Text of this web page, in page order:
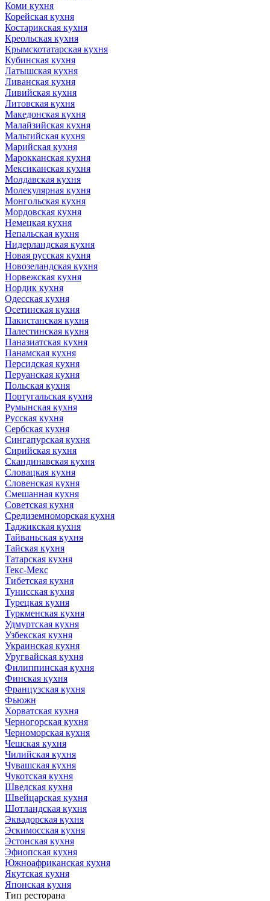
Коми кухня
Корейская кухня
Костарикская кухня
Креольская кухня
Крымскотатарская кухня
Кубинская кухня
Латышская кухня
Ливанская кухня
Ливийская кухня
Литовская кухня
Македонская кухня
Малайзийская кухня
Мальтийская кухня
Марийская кухня
Марокканская кухня
Мексиканская кухня
Молдавская кухня
Молекулярная кухня
Монгольская кухня
Мордовская кухня
Немецкая кухня
Непальская кухня
Нидерландская кухня
Новая русская кухня
Новозеландская кухня
Норвежская кухня
Нордик кухня
Одесская кухня
Осетинская кухня
Пакистанская кухня
Палестинская кухня
Паназиатская кухня
Панамская кухня
Персидская кухня
Перуанская кухня
Польская кухня
Португальская кухня
Румынская кухня
Русская кухня
Сербская кухня
Сингапурская кухня
Сирийская кухня
Скандинавская кухня
Словацкая кухня
Словенская кухня
Смешанная кухня
Советская кухня
Средиземноморская кухня
Таджикская кухня
Тайваньская кухня
Тайская кухня
Татарская кухня
Текс-Мекс
Тибетская кухня
Тунисская кухня
Турецкая кухня
Туркменская кухня
Удмуртская кухня
Узбекская кухня
Украинская кухня
Уругвайская кухня
Филиппинская кухня
Финская кухня
Французская кухня
Фьюжн
Хорватская кухня
Черногорская кухня
Черноморская кухня
Чешская кухня
Чилийская кухня
Чувашская кухня
Чукотская кухня
Шведская кухня
Швейцарская кухня
Шотландская кухня
Эквадорская кухня
Эскимосская кухня
Эстонская кухня
Эфиопская кухня
Южноафриканская кухня
Якутская кухня
Японская кухня
Тип ресторана